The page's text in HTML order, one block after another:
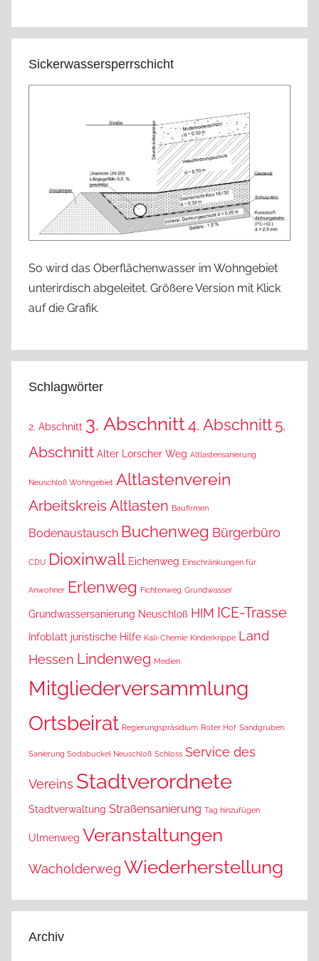
Sickerwassersperrschicht
So wird das Oberflächenwasser im Wohngebiet
unterirdisch abgeleitet. Größere Version mit Klick
auf die Grafik.
Schlagwörter
2. Abschnitt 3. Abschnitt4. Abschnitt 5.
Abschnitt Alter Lorscher Weg Altlastensanierung
Neuschloß Wohngebiet Altlastenverein
Arbeitskreis Altlasten Baufirmen
Bodenaustausch Buchenweg Bürgerbüro
CDU Dioxinwall Eichenweg Einschränkungen für
Anwohner Erlenweg Fichtenweg Grundwasser
Grundwassersanierung Neuschloß HIM ICE-Trasse
Infoblatt juristische Hilfe Kali-Chemie Kinderkrippe Land
Hessen Lindenweg Medien
Mitgliederversammlung
Ortsbeirat Regierungspräsidium Roter Hof Sandgruben
Sanierung Sodabuckel Neuschloß Schloss Service des
Vereins Stadtverordnete
Stadtverwaltung Straßensanierung Tag hinzufügen
Ulmenweg Veranstaltungen
Wacholderweg Wiederherstellung
Archiv